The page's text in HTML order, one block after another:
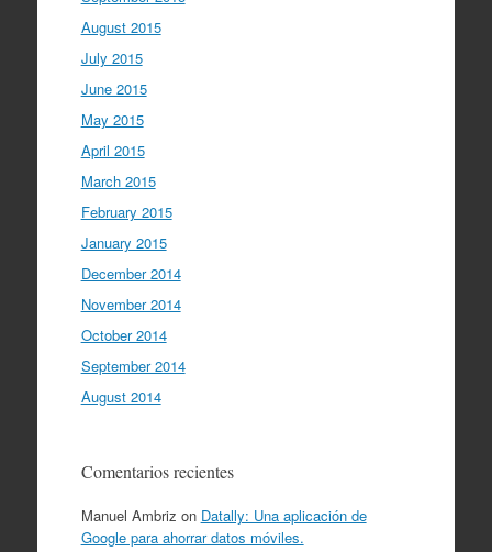
August 2015
July 2015
June 2015
May 2015
April 2015
March 2015
February 2015
January 2015
December 2014
November 2014
October 2014
September 2014
August 2014
Comentarios recientes
Manuel Ambriz on Datally: Una aplicación de
Google para ahorrar datos móviles.